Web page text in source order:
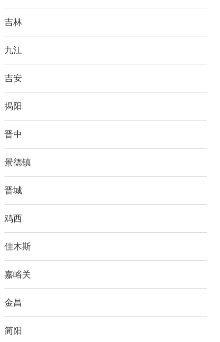
吉林
九江
吉安
揭阳
晋中
景德镇
晋城
鸡西
佳木斯
嘉峪关
金昌
简阳